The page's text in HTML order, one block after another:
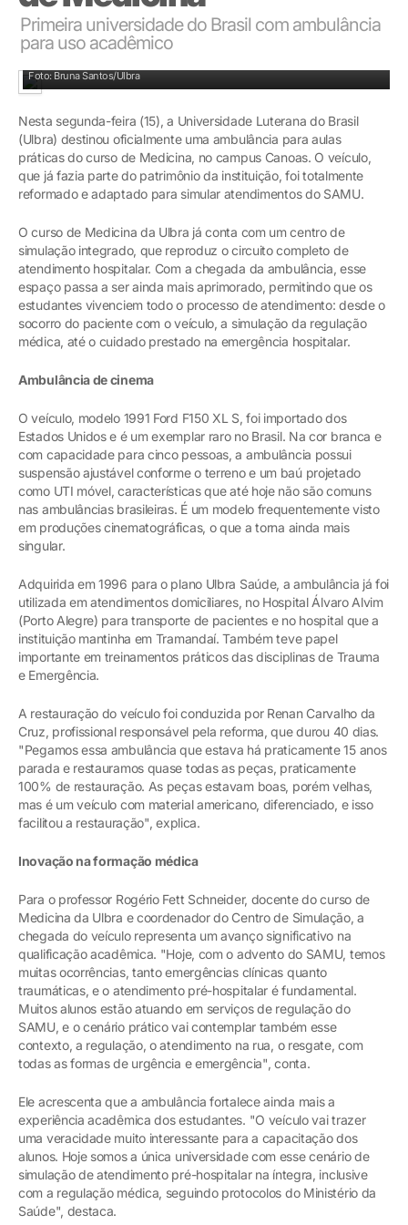
Primeira universidade do Brasil com ambulância
para uso acadêmico
Foto: Bruna Santos/Ulbra
Nesta segunda-feira (15), a Universidade Luterana do Brasil
(Ulbra) destinou oficialmente uma ambulância para aulas
práticas do curso de Medicina, no campus Canoas. O veículo,
que já fazia parte do patrimônio da instituição, foi totalmente
reformado e adaptado para simular atendimentos do SAMU.
O curso de Medicina da Ulbra já conta com um centro de
simulação integrado, que reproduz o circuito completo de
atendimento hospitalar. Com a chegada da ambulância, esse
espaço passa a ser ainda mais aprimorado, permitindo que os
estudantes vivenciem todo o processo de atendimento: desde o
socorro do paciente com o veículo, a simulação da regulação
médica, até o cuidado prestado na emergência hospitalar.
Ambulância de cinema
O veículo, modelo 1991 Ford F150 XL S, foi importado dos
Estados Unidos e é um exemplar raro no Brasil. Na cor branca e
com capacidade para cinco pessoas, a ambulância possui
suspensão ajustável conforme o terreno e um baú projetado
como UTI móvel, características que até hoje não são comuns
nas ambulâncias brasileiras. É um modelo frequentemente visto
em produções cinematográficas, o que a torna ainda mais
singular.
Adquirida em 1996 para o plano Ulbra Saúde, a ambulância já foi
utilizada em atendimentos domiciliares, no Hospital Álvaro Alvim
(Porto Alegre) para transporte de pacientes e no hospital que a
instituição mantinha em Tramandaí. Também teve papel
importante em treinamentos práticos das disciplinas de Trauma
e Emergência.
A restauração do veículo foi conduzida por Renan Carvalho da
Cruz, profissional responsável pela reforma, que durou 40 dias.
"Pegamos essa ambulância que estava há praticamente 15 anos
parada e restauramos quase todas as peças, praticamente
100% de restauração. As peças estavam boas, porém velhas,
mas é um veículo com material americano, diferenciado, e isso
facilitou a restauração", explica.
Inovação na formação médica
Para o professor Rogério Fett Schneider, docente do curso de
Medicina da Ulbra e coordenador do Centro de Simulação, a
chegada do veículo representa um avanço significativo na
qualificação acadêmica. "Hoje, com o advento do SAMU, temos
muitas ocorrências, tanto emergências clínicas quanto
traumáticas, e o atendimento pré-hospitalar é fundamental.
Muitos alunos estão atuando em serviços de regulação do
SAMU, e o cenário prático vai contemplar também esse
contexto, a regulação, o atendimento na rua, o resgate, com
todas as formas de urgência e emergência", conta.
Ele acrescenta que a ambulância fortalece ainda mais a
experiência acadêmica dos estudantes. "O veículo vai trazer
uma veracidade muito interessante para a capacitação dos
alunos. Hoje somos a única universidade com esse cenário de
simulação de atendimento pré-hospitalar na íntegra, inclusive
com a regulação médica, seguindo protocolos do Ministério da
Saúde", destaca.